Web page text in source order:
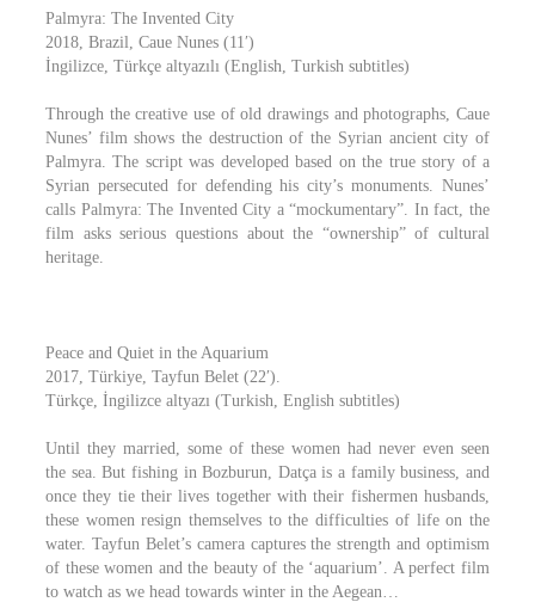
Palmyra: The Invented City
2018, Brazil, Caue Nunes (11′)
İngilizce, Türkçe altyazılı (English, Turkish subtitles)
Through the creative use of old drawings and photographs, Caue
Nunes’ film shows the destruction of the Syrian ancient city of
Palmyra. The script was developed based on the true story of a
Syrian persecuted for defending his city’s monuments. Nunes’
calls Palmyra: The Invented City a “mockumentary”. In fact, the
film asks serious questions about the “ownership” of cultural
heritage.
Peace and Quiet in the Aquarium
2017, Türkiye, Tayfun Belet (22′).
Türkçe, İngilizce altyazı (Turkish, English subtitles)
Until they married, some of these women had never even seen
the sea. But fishing in Bozburun, Datça is a family business, and
once they tie their lives together with their fishermen husbands,
these women resign themselves to the difficulties of life on the
water. Tayfun Belet’s camera captures the strength and optimism
of these women and the beauty of the ‘aquarium’. A perfect film
to watch as we head towards winter in the Aegean…